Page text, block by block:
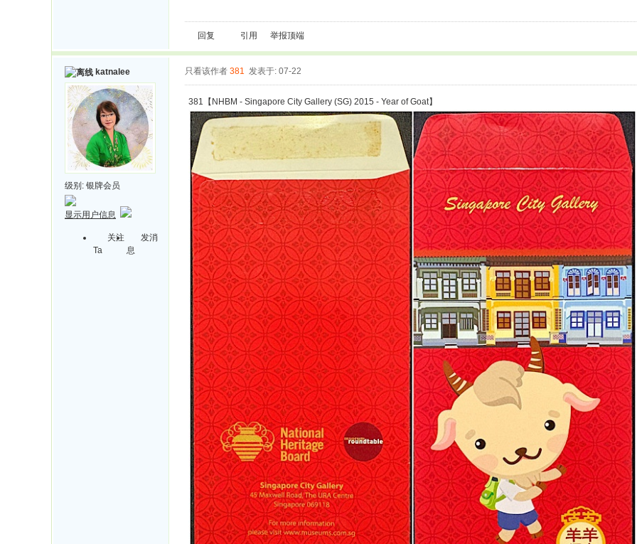
回复 引用 举报顶端
katnalee
级别: 银牌会员
显示用户信息
关注
Ta
发消
息
只看该作者 381 发表于: 07-22
381【NHBM - Singapore City Gallery (SG) 2015 - Year of Goat】